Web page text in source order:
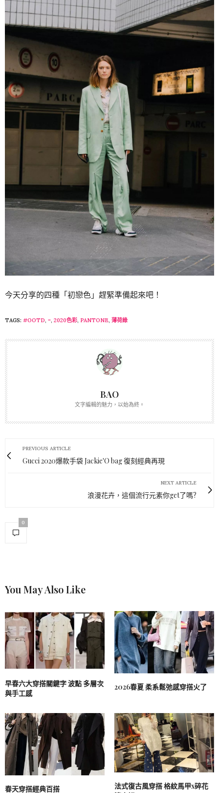
今天分享的四種「初戀色」趕緊準備起來吧！
TAGS: #OOTD, =, 2020色彩, PANTONE, 薄荷綠
BAO
文字編輯的魅力，以始為終。
PREVIOUS ARTICLE
Gucci 2020爆款手袋 Jackie'O bag 復刻經典再現
NEXT ARTICLE
浪漫花卉，這個流行元素你get了嗎?
0
You May Also Like
早春六大穿搭關鍵字 波點 多層次
與手工感
2026春夏 柔系鬆弛感穿搭火了
春天穿搭經典百搭
法式復古風穿搭 格紋馬甲x碎花